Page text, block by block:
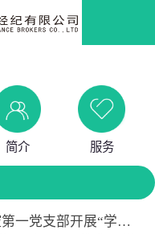
简介 服务
华西金控第一党支部开展“学党史 知党情 做合格党员”主题教育工作会